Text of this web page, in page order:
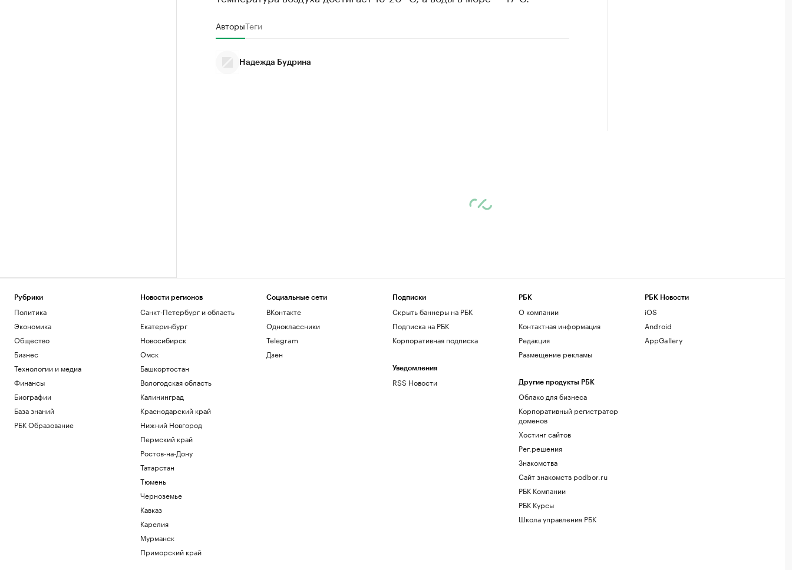
АвторыТеги
Надежда Будрина
Рубрики
Политика
Экономика
Общество
Бизнес
Технологии и медиа
Финансы
Биографии
База знаний
РБК Образование
Новости регионов
Санкт-Петербург и область
Екатеринбург
Новосибирск
Омск
Башкортостан
Вологодская область
Калининград
Краснодарский край
Нижний Новгород
Пермский край
Ростов-на-Дону
Татарстан
Тюмень
Черноземье
Кавказ
Карелия
Мурманск
Приморский край
Социальные сети
ВКонтакте
Одноклассники
Telegram
Дзен
Подписки
Скрыть баннеры на РБК
Подписка на РБК
Корпоративная подписка
Уведомления
RSS Новости
РБК
О компании
Контактная информация
Редакция
Размещение рекламы
Другие продукты РБК
Облако для бизнеса
Корпоративный регистратор
доменов
Хостинг сайтов
Рег.решения
Знакомства
Сайт знакомств podbor.ru
РБК Компании
РБК Курсы
Школа управления РБК
РБК Новости
iOS
Android
AppGallery